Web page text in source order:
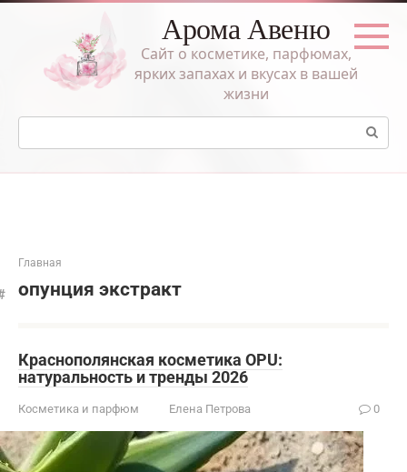
Перейти
Арома Авеню
Сайт о косметике, парфюмах,
ярких запахах и вкусах в вашей
жизни
Поиск:
Главная
опунция экстракт
Краснополянская косметика OPU:
натуральность и тренды 2026
Косметика и парфюм Елена Петрова 0